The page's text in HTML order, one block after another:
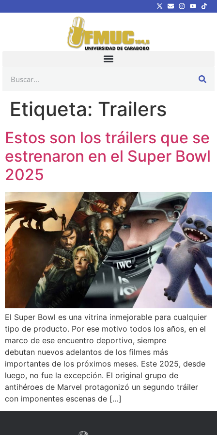
Etiqueta: Trailers
Estos son los tráilers que se
estrenaron en el Super Bowl
2025
El Super Bowl es una vitrina inmejorable para cualquier
tipo de producto. Por ese motivo todos los años, en el
marco de ese encuentro deportivo, siempre
debutan nuevos adelantos de los filmes más
importantes de los próximos meses. Este 2025, desde
luego, no fue la excepción. El original grupo de
antihéroes de Marvel protagonizó un segundo tráiler
con imponentes escenas de […]